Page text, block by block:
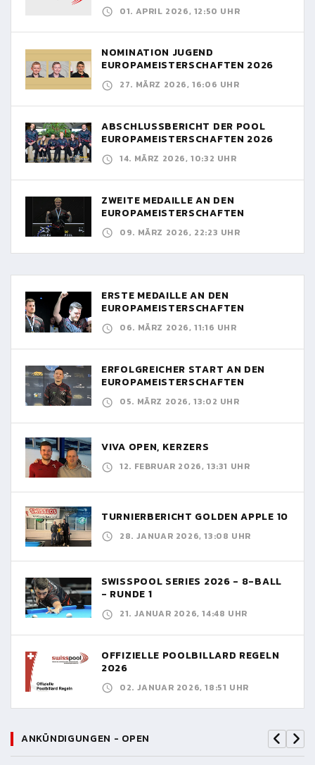
01. APRIL 2026, 12:50 UHR
NOMINATION JUGEND
EUROPAMEISTERSCHAFTEN 2026
27. MÄRZ 2026, 16:06 UHR
ABSCHLUSSBERICHT DER POOL
EUROPAMEISTERSCHAFTEN 2026
14. MÄRZ 2026, 10:32 UHR
ZWEITE MEDAILLE AN DEN
EUROPAMEISTERSCHAFTEN
09. MÄRZ 2026, 22:23 UHR
ERSTE MEDAILLE AN DEN
EUROPAMEISTERSCHAFTEN
06. MÄRZ 2026, 11:16 UHR
ERFOLGREICHER START AN DEN
EUROPAMEISTERSCHAFTEN
05. MÄRZ 2026, 13:02 UHR
VIVA OPEN, KERZERS
12. FEBRUAR 2026, 13:31 UHR
TURNIERBERICHT GOLDEN APPLE 10
28. JANUAR 2026, 13:08 UHR
SWISSPOOL SERIES 2026 - 8-BALL
- RUNDE 1
21. JANUAR 2026, 14:48 UHR
OFFIZIELLE POOLBILLARD REGELN
2026
02. JANUAR 2026, 18:51 UHR
ANKÜNDIGUNGEN - OPEN